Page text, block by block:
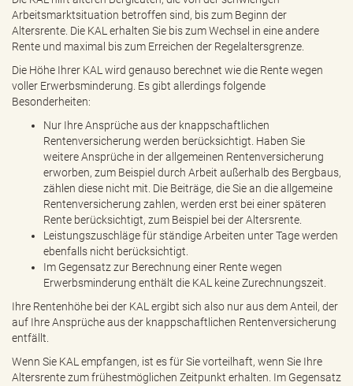
Arbeitsmarktsituation betroffen sind, bis zum Beginn der
Altersrente. Die KAL erhalten Sie bis zum Wechsel in eine andere
Rente und maximal bis zum Erreichen der Regelaltersgrenze.
Die Höhe Ihrer KAL wird genauso berechnet wie die Rente wegen
voller Erwerbsminderung. Es gibt allerdings folgende
Besonderheiten:
Nur Ihre Ansprüche aus der knappschaftlichen
Rentenversicherung werden berücksichtigt. Haben Sie
weitere Ansprüche in der allgemeinen Rentenversicherung
erworben, zum Beispiel durch Arbeit außerhalb des Bergbaus,
zählen diese nicht mit. Die Beiträge, die Sie an die allgemeine
Rentenversicherung zahlen, werden erst bei einer späteren
Rente berücksichtigt, zum Beispiel bei der Altersrente.
Leistungszuschläge für ständige Arbeiten unter Tage werden
ebenfalls nicht berücksichtigt.
Im Gegensatz zur Berechnung einer Rente wegen
Erwerbsminderung enthält die KAL keine Zurechnungszeit.
Ihre Rentenhöhe bei der KAL ergibt sich also nur aus dem Anteil, der
auf Ihre Ansprüche aus der knappschaftlichen Rentenversicherung
entfällt.
Wenn Sie KAL empfangen, ist es für Sie vorteilhaft, wenn Sie Ihre
Altersrente zum frühestmöglichen Zeitpunkt erhalten. Im Gegensatz